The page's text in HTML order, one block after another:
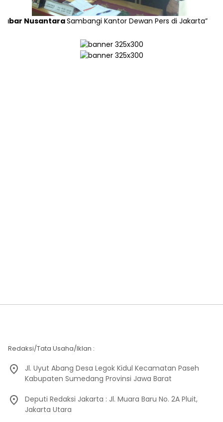
Sambangi Kantor Dewan Pers di Jakarta”
Redaksi/Tata Usaha/Iklan :
Jl. Uyut Abang Desa Legok Kidul Kecamatan Paseh
Kabupaten Sumedang Provinsi Jawa Barat
Deputi Redaksi Jakarta : Jl. Muara Baru No. 2A Pluit,
Jakarta Utara